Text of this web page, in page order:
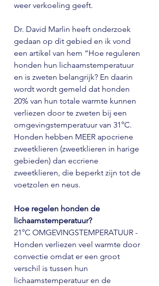
weer verkoeling geeft.
Dr. David Marlin heeft onderzoek
gedaan op dit gebied en ik vond
een artikel van hem “Hoe reguleren
honden hun lichaamstemperatuur
en is zweten belangrijk? En daarin
wordt wordt gemeld dat honden
20% van hun totale warmte kunnen
verliezen door te zweten bij een
omgevingstemperatuur van 31°C.
Honden hebben MEER apocriene
zweetklieren (zweetklieren in harige
gebieden) dan eccriene
zweetklieren, die beperkt zijn tot de
voetzolen en neus.
Hoe regelen honden de
lichaamstemperatuur?
21°C OMGEVINGSTEMPERATUUR -
Honden verliezen veel warmte door
convectie omdat er een groot
verschil is tussen hun
lichaamstemperatuur en de